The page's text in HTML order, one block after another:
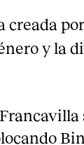
creada
y la